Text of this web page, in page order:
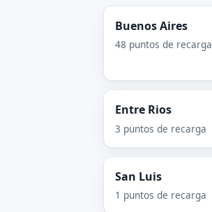
Buenos Aires
48 puntos de recarga
Entre Rios
3 puntos de recarga
San Luis
1 puntos de recarga